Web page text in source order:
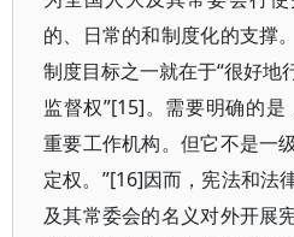
的、日常的和制度化的支撑
制度目标之一就在于“很好地
监督权”[15]。需要明确的
重要工作机构。但它不是一
定权。”[16]因而，宪法和法
及其常委会的名义对外开展